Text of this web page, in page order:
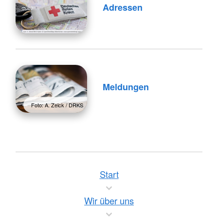
Adressen
Foto: A. Zelck / DRKS
Meldungen
Start
Wir über uns